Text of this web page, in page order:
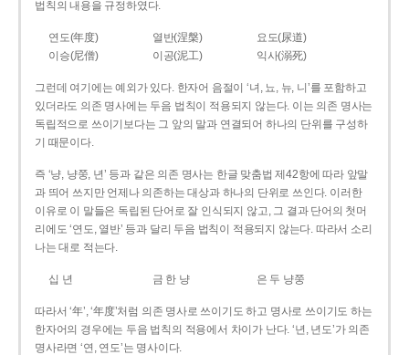
법칙의 내용을 규정하였다.
연도(年度) 열반(涅槃)
요도(尿道)
이승(尼僧)
이공(泥工) 익사(溺死)
그런데 여기에는 예외가 있다. 한자어 음절이 ‘녀, 뇨, 뉴, 니’를 포함하고
있더라도 의존 명사에는 두음 법칙이 적용되지 않는다. 이는 의존 명사는
독립적으로 쓰이기보다는 그 앞의 말과 연결되어 하나의 단위를 구성하
기 때문이다.
즉 ‘냥, 냥쭝, 년’ 등과 같은 의존 명사는 한글 맞춤법 제42항에 따라 앞말
과 띄어 쓰지만 언제나 의존하는 대상과 하나의 단위로 쓰인다. 이러한
이유로 이 말들은 독립된 단어로 잘 인식되지 않고, 그 결과 단어의 첫머
리에도 ‘연도, 열반’ 등과 달리 두음 법칙이 적용되지 않는다. 따라서 소리
나는 대로 적는다.
십 년 금 한 냥 은 두 냥쭝
따라서 ‘年’, ‘年度’처럼 의존 명사로 쓰이기도 하고 명사로 쓰이기도 하는
한자어의 경우에는 두음 법칙의 적용에서 차이가 난다. ‘년, 년도’가 의존
명사라면 ‘연, 연도’는 명사이다.